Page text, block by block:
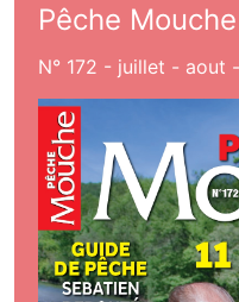
Pêche Mouche
N° 172 - juillet - aout